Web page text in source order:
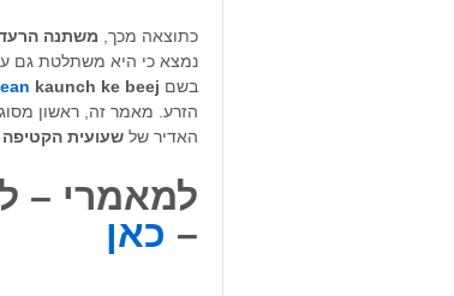
כתוצאה מכך, משתנה
נמצא כי היא משתלטת גם
בשם kaunch ke beej
הזרע. מאמר זה, ראשון
האדיר של שעועית
למאמרי –
– כאן